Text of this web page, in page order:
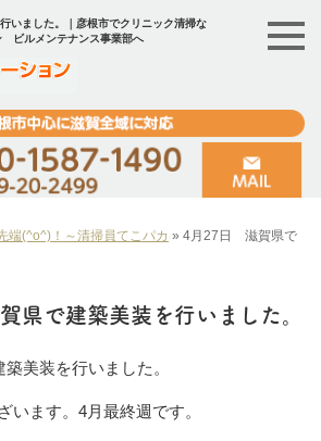
いました。｜彦根市でクリニック清掃な
ビルメンテナンス事業部へ
端(^o^)！～清掃員てこパカ » 4月27日 滋賀県で
で建築美装を行いました。
美装を行いました。
います。4月最終週です。